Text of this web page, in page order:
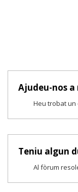
Ajudeu-nos
Heu trobat un
Teniu algun
Al fòrum